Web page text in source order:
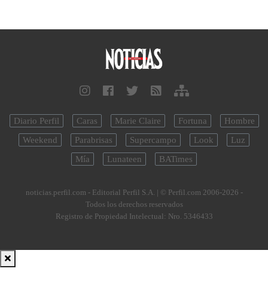
Diario Perfil Caras Marie Claire Fortuna
Hombre
Weekend
Parabrisas Supercampo Look
Luz
Mía
Lunateen BATimes
noticias.perfil.com - Editorial Perfil S.A. | © Perfil.com 2006-2026 -
Todos los derechos reservados
Registro de Propiedad Intelectual: Nro. 5346433